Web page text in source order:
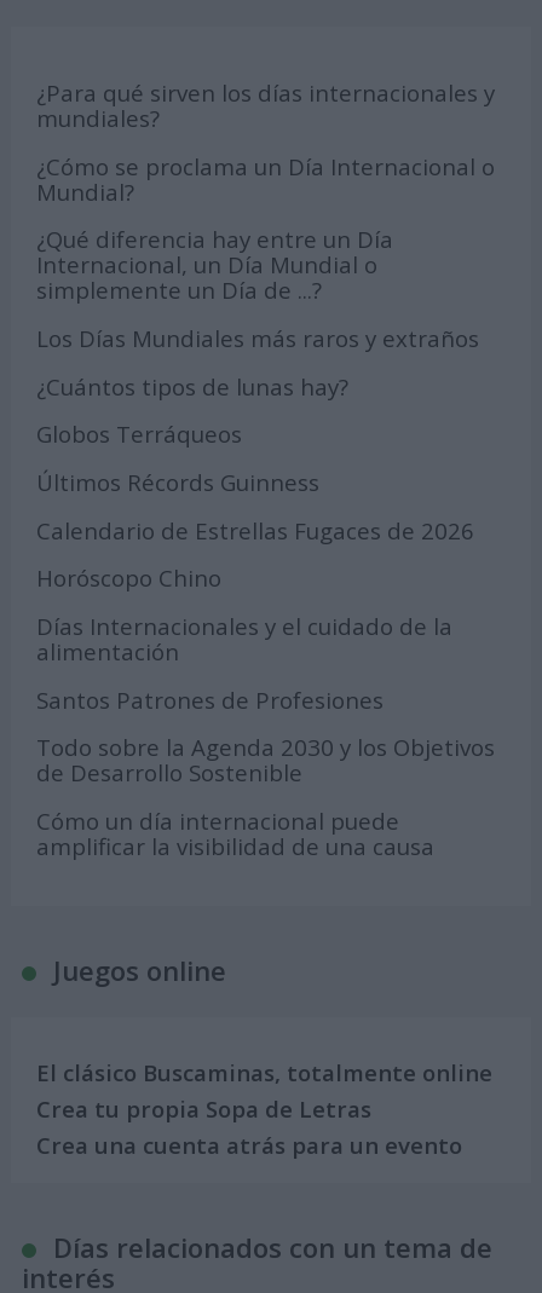
¿Para qué sirven los días internacionales y
mundiales?
¿Cómo se proclama un Día Internacional o
Mundial?
¿Qué diferencia hay entre un Día
Internacional, un Día Mundial o
simplemente un Día de ...?
Los Días Mundiales más raros y extraños
¿Cuántos tipos de lunas hay?
Globos Terráqueos
Últimos Récords Guinness
Calendario de Estrellas Fugaces de 2026
Horóscopo Chino
Días Internacionales y el cuidado de la
alimentación
Santos Patrones de Profesiones
Todo sobre la Agenda 2030 y los Objetivos
de Desarrollo Sostenible
Cómo un día internacional puede
amplificar la visibilidad de una causa
Juegos online
El clásico Buscaminas, totalmente online
Crea tu propia Sopa de Letras
Crea una cuenta atrás para un evento
Días relacionados con un tema de
interés